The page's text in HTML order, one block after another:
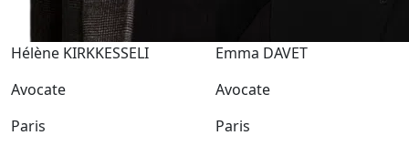
Hélène KIRKKESSELI
Avocate
Paris
Emma DAVET
Avocate
Paris